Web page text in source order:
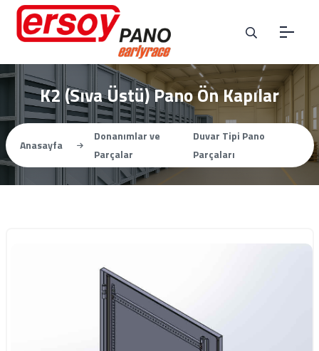
K2 (Sıva Üstü) Pano Ön Kapılar
Anasayfa
Donanımlar ve
Parçalar
Duvar Tipi Pano
Parçaları